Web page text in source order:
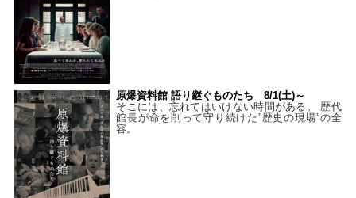
原爆資料館 語り継ぐものたち 8/1(土)～
そこには、忘れてはいけない時間がある。 歴代
館長が命を削って守り続けた”歴史の現場”の全
容。